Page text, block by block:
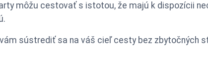
môžu cestovať s istotou, že majú k dispozícii
sústrediť sa na váš cieľ cesty bez zbytočných